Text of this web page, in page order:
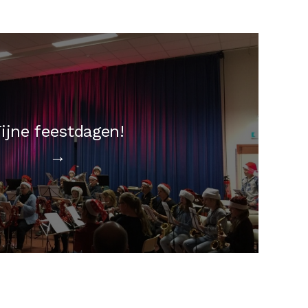
→
feestdagen!